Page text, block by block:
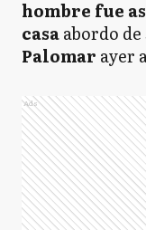
hombre fue
casaabordo
Palomar ayer
Ads